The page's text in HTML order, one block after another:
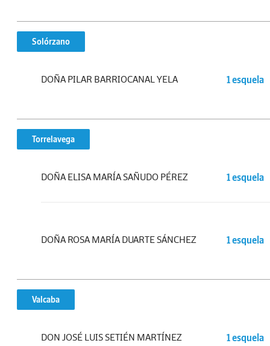
Solórzano
DOÑA PILAR BARRIOCANAL YELA 1 esquela
Torrelavega
DOÑA ELISA MARÍA SAÑUDO PÉREZ 1 esquela
DOÑA ROSA MARÍA DUARTE SÁNCHEZ 1 esquela
Valcaba
DON JOSÉ LUIS SETIÉN MARTÍNEZ 1 esquela